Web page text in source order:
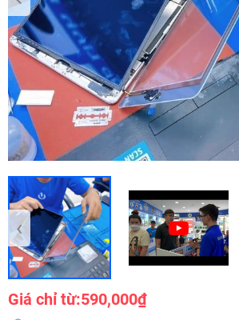
‹
Giá chỉ từ:590,000₫